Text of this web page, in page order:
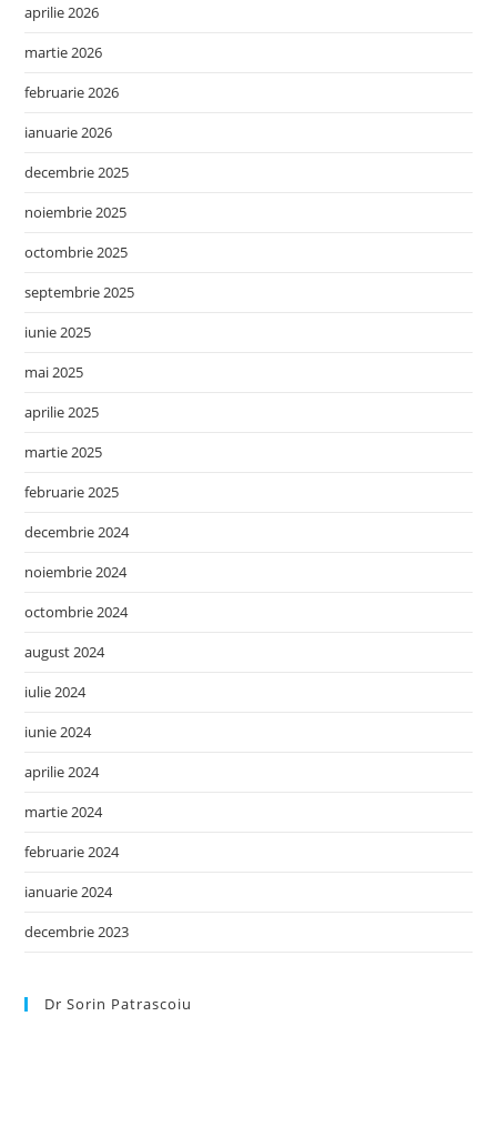
aprilie 2026
martie 2026
februarie 2026
ianuarie 2026
decembrie 2025
noiembrie 2025
octombrie 2025
septembrie 2025
iunie 2025
mai 2025
aprilie 2025
martie 2025
februarie 2025
decembrie 2024
noiembrie 2024
octombrie 2024
august 2024
iulie 2024
iunie 2024
aprilie 2024
martie 2024
februarie 2024
ianuarie 2024
decembrie 2023
Dr Sorin Patrascoiu